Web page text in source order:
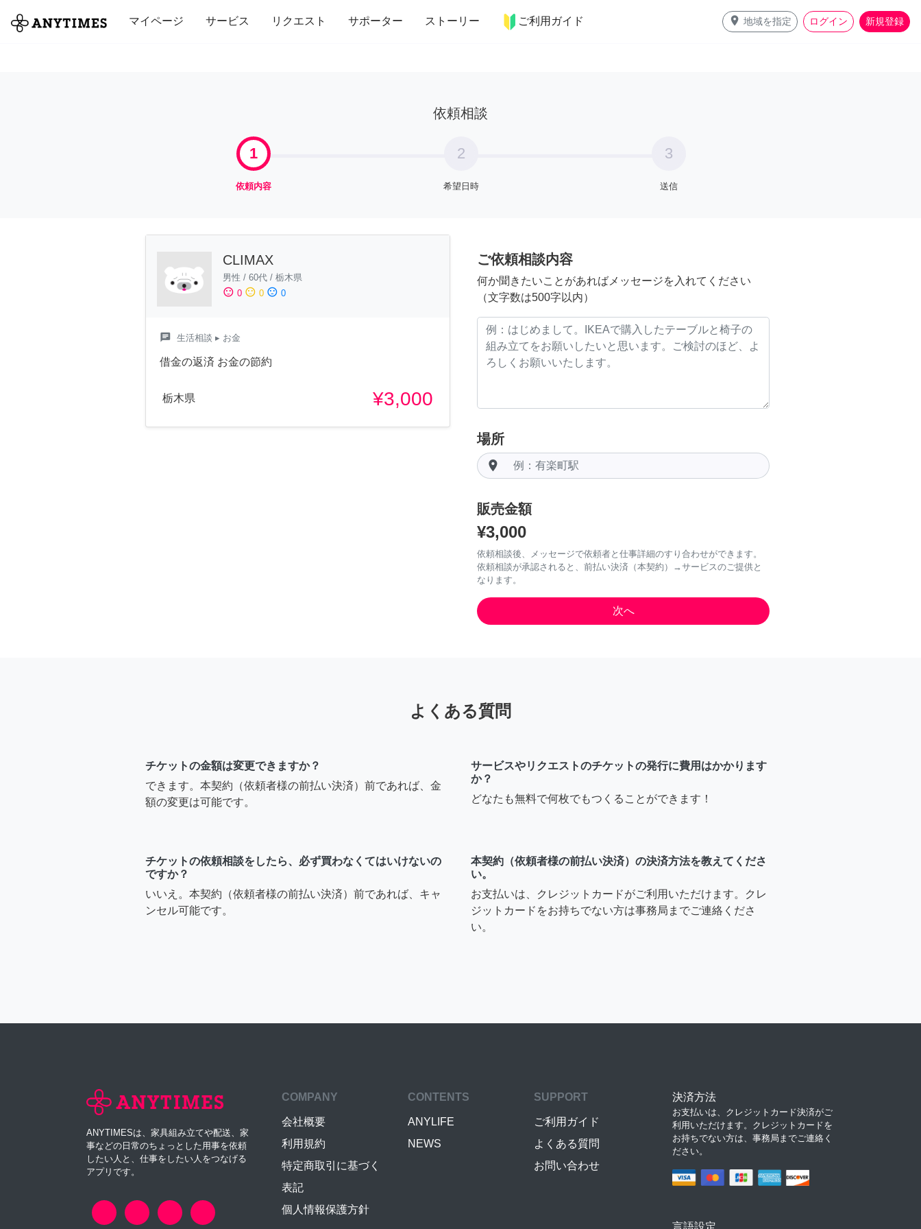
マイページ サービス リクエスト サポーター ストーリー ご利用ガイド place 地域を指定 ログイン 新規登録
全て 修理・組立 家事 引っ越し インテリア 趣味・習い事 ペット 料理
依頼相談
1
依頼内容
2
希望日時
3
送信
CLIMAX
男性 / 60代 / 栃木県
sentiment_satisfied 0 sentiment_neutral 0 sentiment_dissatisfied 0
chat 生活相談 ▸ お金
借金の返済 お金の節約
栃木県 ¥3,000
ご依頼相談内容
何か聞きたいことがあればメッセージを入れてください
（文字数は500字以内）
場所
room
販売金額
¥3,000
依頼相談後、メッセージで依頼者と仕事詳細のすり合わせができます。
依頼相談が承認されると、前払い決済（本契約）→サービスのご提供と
なります。
よくある質問
チケットの金額は変更できますか？
できます。本契約（依頼者様の前払い決済）前であれば、金
額の変更は可能です。
サービスやリクエストのチケットの発行に費用はかかります
か？
どなたも無料で何枚でもつくることができます！
チケットの依頼相談をしたら、必ず買わなくてはいけないの
ですか？
いいえ。本契約（依頼者様の前払い決済）前であれば、キャ
ンセル可能です。
本契約（依頼者様の前払い決済）の決済方法を教えてくださ
い。
お支払いは、クレジットカードがご利用いただけます。クレ
ジットカードをお持ちでない方は事務局までご連絡くださ
い。
ANYTIMESは、家具組み立てや配送、家
事などの日常のちょっとした用事を依頼
したい人と、仕事をしたい人をつなげる
アプリです。
COMPANY
会社概要
利用規約
特定商取引に基づく
表記
個人情報保護方針
CONTENTS
ANYLIFE
NEWS
SUPPORT
ご利用ガイド
よくある質問
お問い合わせ
決済方法
お支払いは、クレジットカード決済がご
利用いただけます。クレジットカードを
お持ちでない方は、事務局までご連絡く
ださい。
言語設定